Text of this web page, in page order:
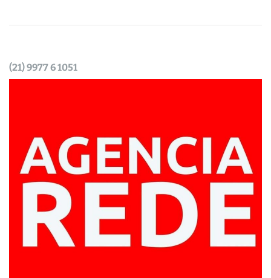
(21) 9977 6 1051